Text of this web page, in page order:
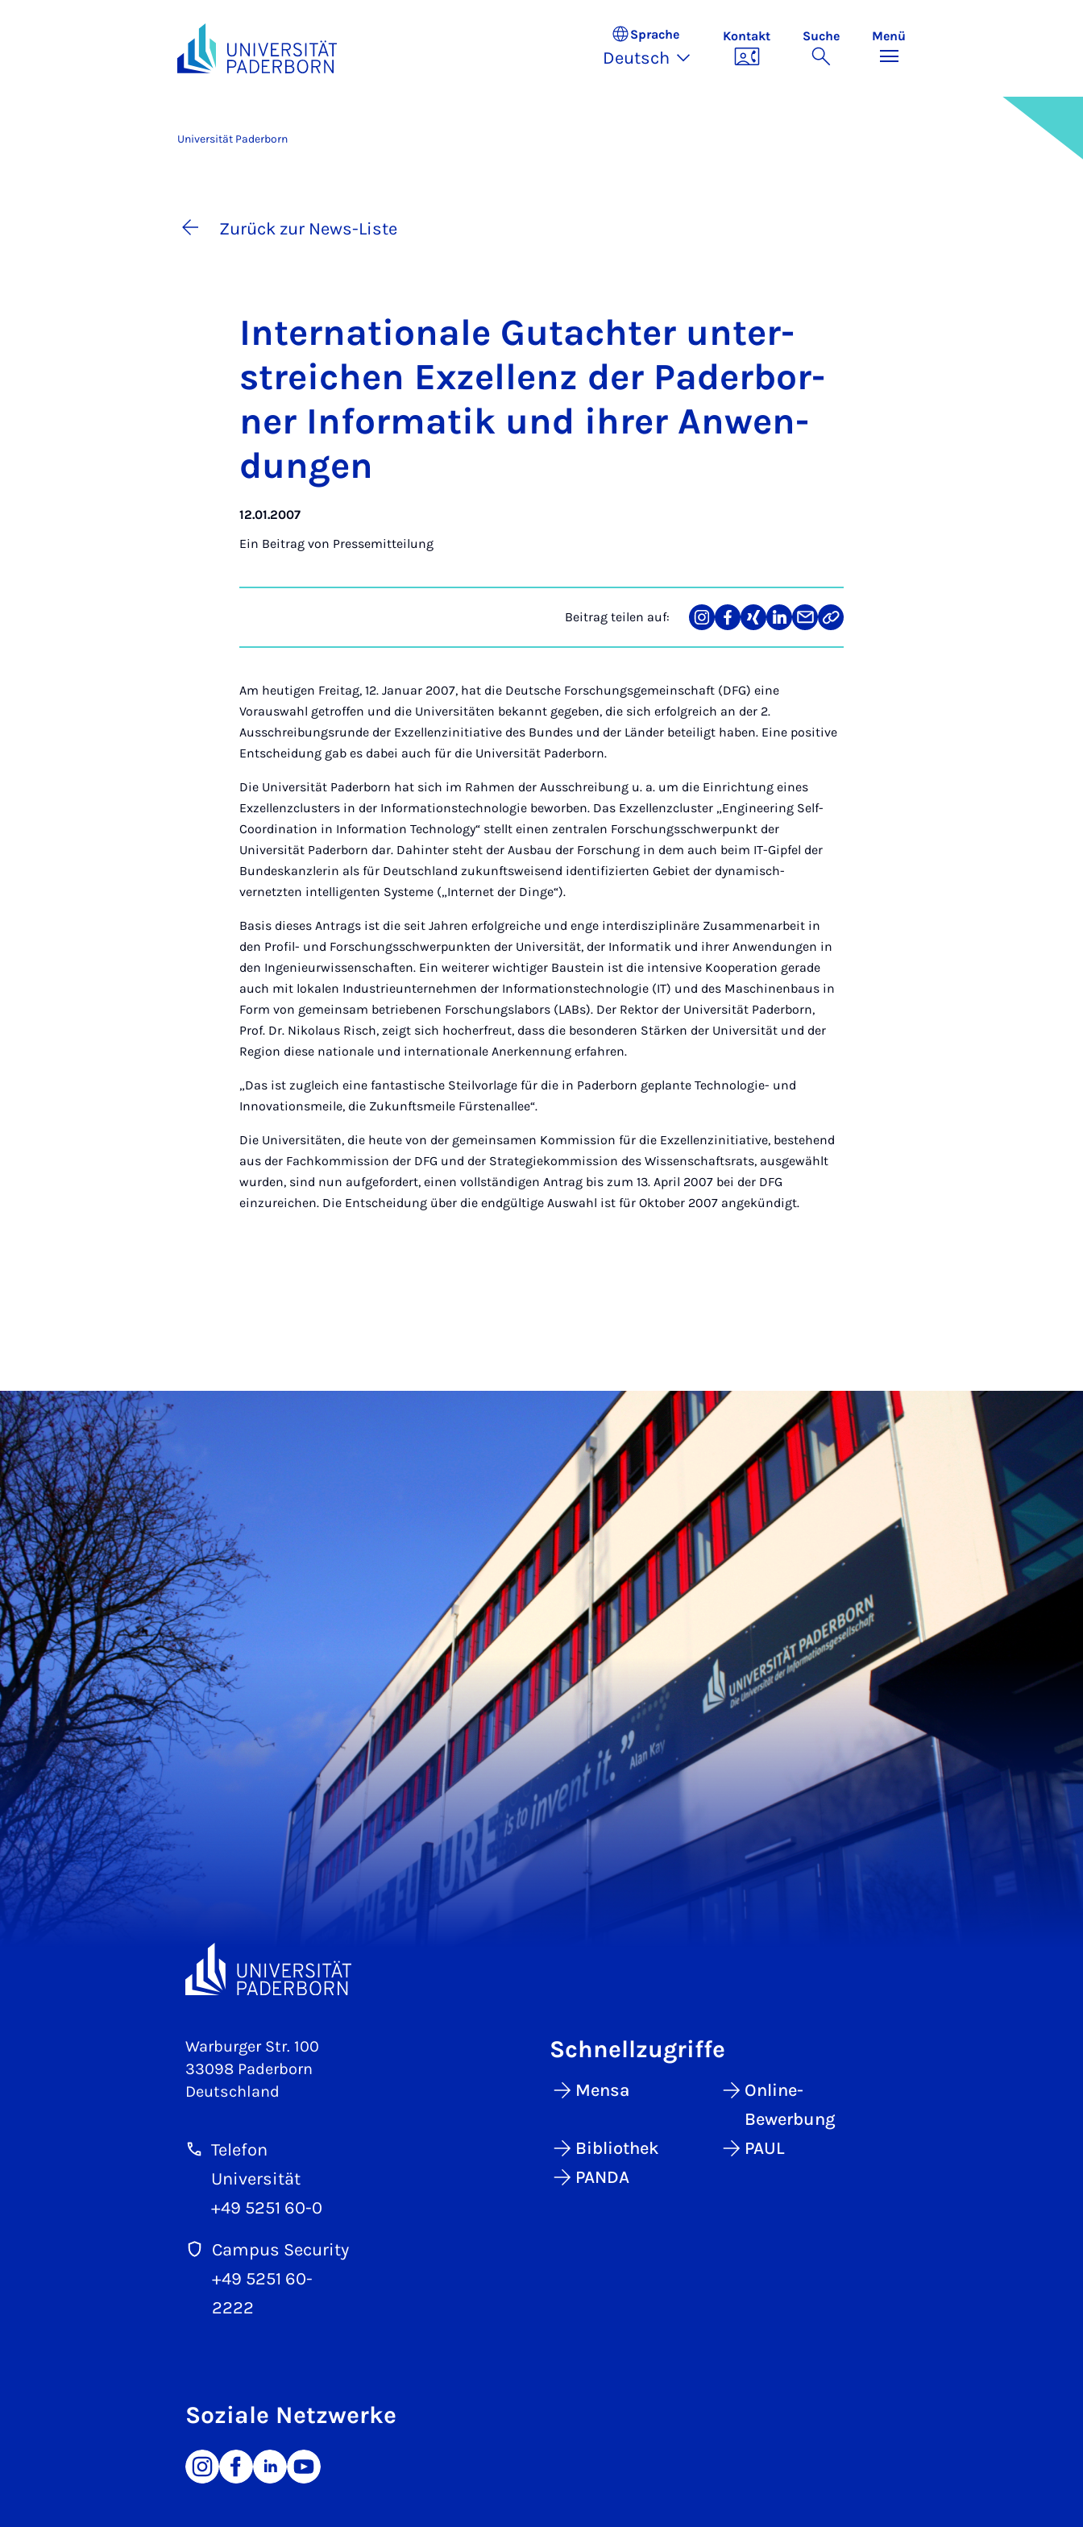
Sprache
Deutsch
Kontakt Suche Menü
Universität Paderborn
Zurück zur News-Liste
In­ter­na­ti­o­na­le Gut­ach­ter un­ter­
strei­chen Ex­zel­lenz der Pa­der­bor­
ner In­for­ma­tik und ih­rer An­wen­
dun­gen
12.01.2007
Ein Beitrag von Pressemitteilung
Beitrag teilen auf:
Teilen
auf
Teilen
auf
Teilen
auf
Teilen
auf
Teilen
über
Link
kopieren
Am heutigen Freitag, 12. Januar 2007, hat die Deutsche Forschungsgemeinschaft (DFG) eine
Vorauswahl getroffen und die Universitäten bekannt gegeben, die sich erfolgreich an der 2.
Ausschreibungsrunde der Exzellenzinitiative des Bundes und der Länder beteiligt haben. Eine positive
Entscheidung gab es dabei auch für die Universität Paderborn.
Die Universität Paderborn hat sich im Rahmen der Ausschreibung u. a. um die Einrichtung eines
Exzellenzclusters in der Informationstechnologie beworben. Das Exzellenzcluster „Engineering Self-
Coordination in Information Technology“ stellt einen zentralen Forschungsschwerpunkt der
Universität Paderborn dar. Dahinter steht der Ausbau der Forschung in dem auch beim IT-Gipfel der
Bundeskanzlerin als für Deutschland zukunftsweisend identifizierten Gebiet der dynamisch-
vernetzten intelligenten Systeme („Internet der Dinge“).
Basis dieses Antrags ist die seit Jahren erfolgreiche und enge interdisziplinäre Zusammenarbeit in
den Profil- und Forschungsschwerpunkten der Universität, der Informatik und ihrer Anwendungen in
den Ingenieurwissenschaften. Ein weiterer wichtiger Baustein ist die intensive Kooperation gerade
auch mit lokalen Industrieunternehmen der Informationstechnologie (IT) und des Maschinenbaus in
Form von gemeinsam betriebenen Forschungslabors (LABs). Der Rektor der Universität Paderborn,
Prof. Dr. Nikolaus Risch, zeigt sich hocherfreut, dass die besonderen Stärken der Universität und der
Region diese nationale und internationale Anerkennung erfahren.
„Das ist zugleich eine fantastische Steilvorlage für die in Paderborn geplante Technologie- und
Innovationsmeile, die Zukunftsmeile Fürstenallee“.
Die Universitäten, die heute von der gemeinsamen Kommission für die Exzellenzinitiative, bestehend
aus der Fachkommission der DFG und der Strategiekommission des Wissenschaftsrats, ausgewählt
wurden, sind nun aufgefordert, einen vollständigen Antrag bis zum 13. April 2007 bei der DFG
einzureichen. Die Entscheidung über die endgültige Auswahl ist für Oktober 2007 angekündigt.
Warburger Str. 100
33098 Paderborn
Deutschland
Telefon
Universität
+49 5251 60-0
Campus Security
+49 5251 60-
2222
Schnellzugriffe
Mensa
Online-
Bewerbung
Bibliothek
PAUL
PANDA
Soziale Netzwerke